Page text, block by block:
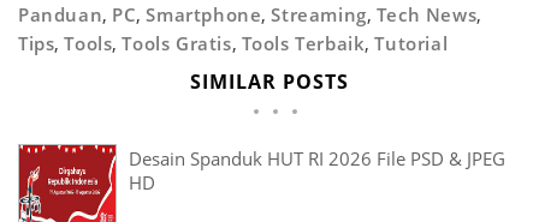
Panduan, PC,Smartphone,Streaming, Tech News,
Tips,Tools,Tools Gratis, Tools Terbaik,Tutorial
SIMILAR POSTS
Desain Spanduk HUT RI 2026 File PSD & JPEG
HD